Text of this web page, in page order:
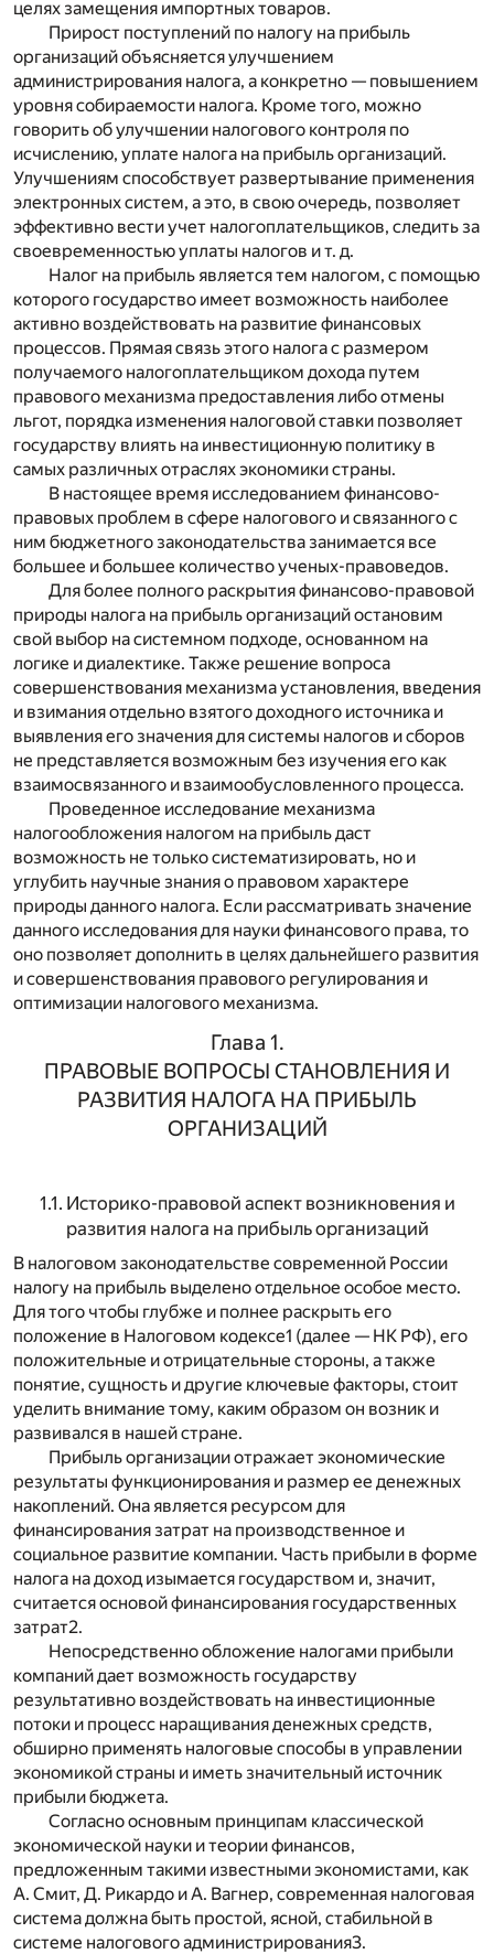
целях замещения импортных товаров.
Прирост поступлений по налогу на прибыль
организаций объясняется улучшением
администрирования налога, а конкретно — повышением
уровня собираемости налога. Кроме того, можно
говорить об улучшении налогового контроля по
исчислению, уплате налога на прибыль организаций.
Улучшениям способствует развертывание применения
электронных систем, а это, в свою очередь, позволяет
эффективно вести учет налогоплательщиков, следить за
своевременностью уплаты налогов и т. д.
Налог на прибыль является тем налогом, с помощью
которого государство имеет возможность наиболее
активно воздействовать на развитие финансовых
процессов. Прямая связь этого налога с размером
получаемого налогоплательщиком дохода путем
правового механизма предоставления либо отмены
льгот, порядка изменения налоговой ставки позволяет
государству влиять на инвестиционную политику в
самых различных отраслях экономики страны.
В настоящее время исследованием финансово-
правовых проблем в сфере налогового и связанного с
ним бюджетного законодательства занимается все
большее и большее количество ученых-правоведов.
Для более полного раскрытия финансово-правовой
природы налога на прибыль организаций остановим
свой выбор на системном подходе, основанном на
логике и диалектике. Также решение вопроса
совершенствования механизма установления, введения
и взимания отдельно взятого доходного источника и
выявления его значения для системы налогов и сборов
не представляется возможным без изучения его как
взаимосвязанного и взаимообусловленного процесса.
Проведенное исследование механизма
налогообложения налогом на прибыль даст
возможность не только систематизировать, но и
углубить научные знания о правовом характере
природы данного налога. Если рассматривать значение
данного исследования для науки финансового права, то
оно позволяет дополнить в целях дальнейшего развития
и совершенствования правового регулирования и
оптимизации налогового механизма.
Глава 1.
ПРАВОВЫЕ ВОПРОСЫ СТАНОВЛЕНИЯ И
РАЗВИТИЯ НАЛОГА НА ПРИБЫЛЬ
ОРГАНИЗАЦИЙ
1.1. Историко-правовой аспект возникновения и
развития налога на прибыль организаций
В налоговом законодательстве современной России
налогу на прибыль выделено отдельное особое место.
Для того чтобы глубже и полнее раскрыть его
положение в Налоговом кодексе1 (далее — НК РФ), его
положительные и отрицательные стороны, а также
понятие, сущность и другие ключевые факторы, стоит
уделить внимание тому, каким образом он возник и
развивался в нашей стране.
Прибыль организации отражает экономические
результаты функционирования и размер ее денежных
накоплений. Она является ресурсом для
финансирования затрат на производственное и
социальное развитие компании. Часть прибыли в форме
налога на доход изымается государством и, значит,
считается основой финансирования государственных
затрат2.
Непосредственно обложение налогами прибыли
компаний дает возможность государству
результативно воздействовать на инвестиционные
потоки и процесс наращивания денежных средств,
обширно применять налоговые способы в управлении
экономикой страны и иметь значительный источник
прибыли бюджета.
Согласно основным принципам классической
экономической науки и теории финансов,
предложенным такими известными экономистами, как
А. Смит, Д. Рикардо и А. Вагнер, современная налоговая
система должна быть простой, ясной, стабильной в
системе налогового администрирования3.